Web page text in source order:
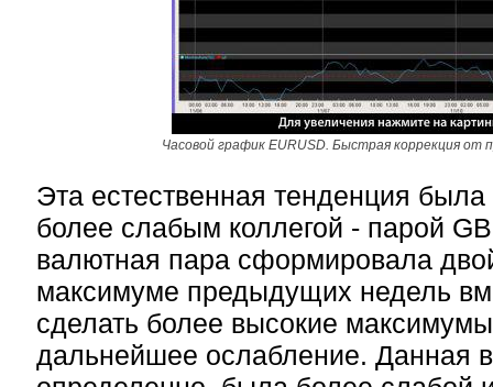
Часовой график EURUSD. Быстрая коррекция от
Эта естественная тенденция
более слабым коллегой - парой
валютная пара сформировала
максимуме предыдущих недель
сделать более высокие
дальнейшее ослабление. Данная